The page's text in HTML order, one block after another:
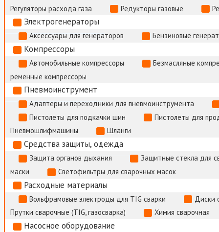
Регуляторы расхода газа
Редукторы газовые
Электрогенераторы
Аксессуары для генераторов Бензиновые
Компрессоры
Автомобильные компрессоры
Безмасляные
ременные компрессоры
Пневмоинструмент
Адаптеры и переходники для пневмоинструмента
Пистолеты для подкачки шин
Пистолеты для
Пневмошлифмашины
Шланги
Средства защиты, одежда
Защита органов дыхания
Защитные стекла для
маски
Светофильтры для сварочных масок
Расходные материалы
Вольфрамовые электроды для TIG сварки
Диски
Прутки сварочные (TIG, газосварка)
Химия сварочная
Насосное оборудование